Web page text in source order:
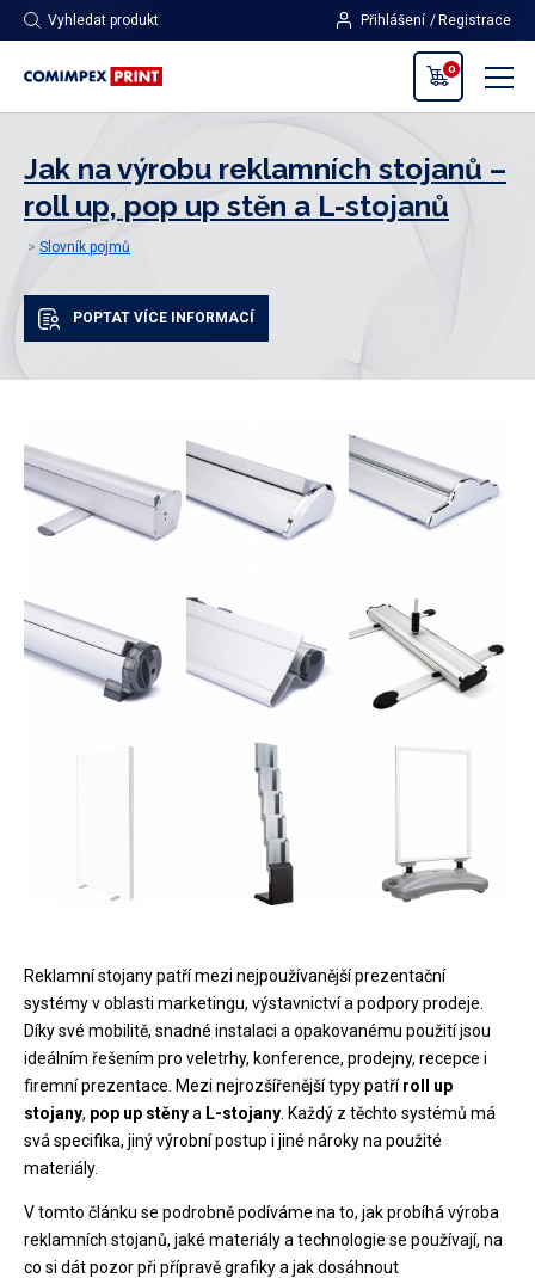
Vyhledat produkt Přihlášení Registrace
0
Jak na výrobu reklamních stojanů –
roll up, pop up stěn a L-stojanů
Slovník pojmů
POPTAT VÍCE INFORMACÍ
Reklamní stojany patří mezi nejpoužívanější prezentační
systémy v oblasti marketingu, výstavnictví a podpory prodeje.
Díky své mobilitě, snadné instalaci a opakovanému použití jsou
ideálním řešením pro veletrhy, konference, prodejny, recepce i
firemní prezentace. Mezi nejrozšířenější typy patříroll up
stojany, pop up stěnya L-stojany . Každý z těchto systémů má
svá specifika, jiný výrobní postup i jiné nároky na použité
materiály.
V tomto článku se podrobně podíváme na to, jak probíhá výroba
reklamních stojanů, jaké materiály a technologie se používají, na
co si dát pozor při přípravě grafiky a jak dosáhnout